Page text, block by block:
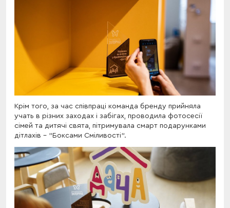
Крім того, за час співпраці команда бренду прийняла
учать в різних заходах і забігах, проводила фотосесії
сімей та дитячі свята, пітримувала смарт подарунками
дітлахів - "Боксами Сміливості".